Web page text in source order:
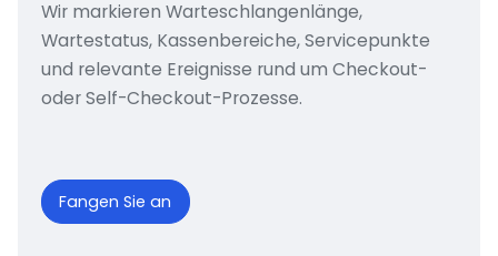
Wir markieren Warteschlangenlänge,
Wartestatus, Kassenbereiche, Servicepunkte
und relevante Ereignisse rund um Checkout-
oder Self-Checkout-Prozesse.
Fangen Sie an